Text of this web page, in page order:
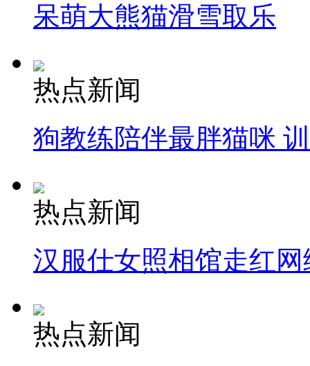
呆萌大熊猫滑雪取乐
热点新闻
狗教练陪伴最胖猫咪
热点新闻
汉服仕女照相馆走红网
热点新闻